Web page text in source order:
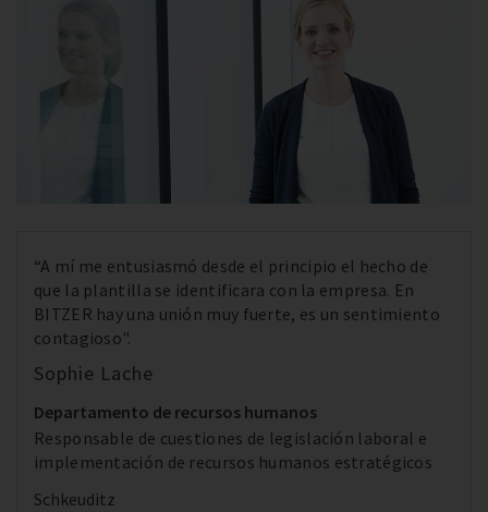
“A mí me entusiasmó desde el principio el hecho de
que la plantilla se identificara con la empresa. En
BITZER hay una unión muy fuerte, es un sentimiento
contagioso".
Sophie Lache
Departamento de recursos humanos
Responsable de cuestiones de legislación laboral e
implementación de recursos humanos estratégicos
Schkeuditz